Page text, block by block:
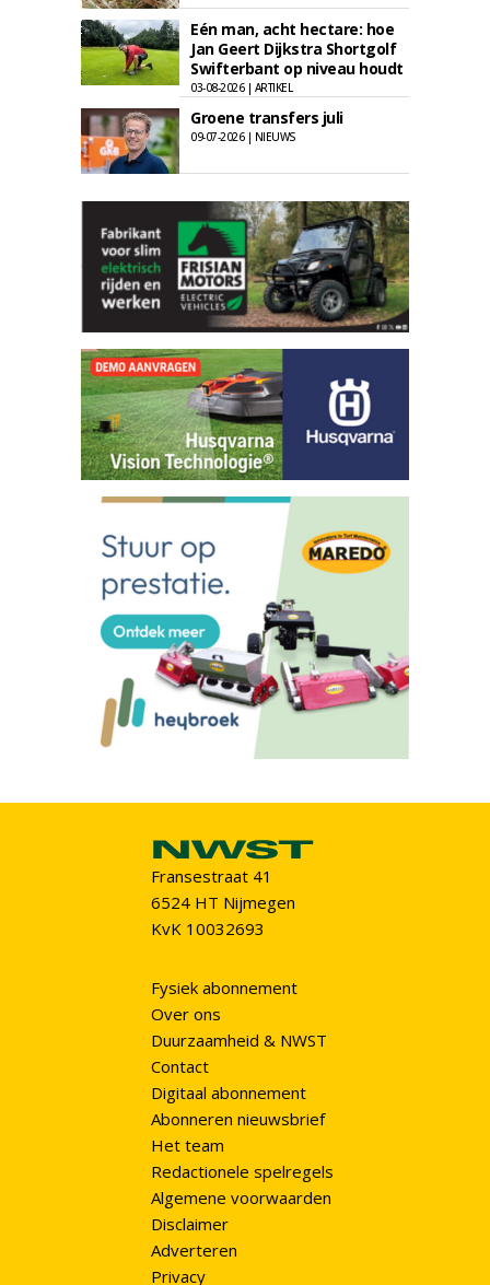
Eén man, acht hectare: hoe
Jan Geert Dijkstra Shortgolf
Swifterbant op niveau houdt
03-08-2026 | ARTIKEL
Groene transfers juli
09-07-2026 | NIEUWS
Fransestraat 41
6524 HT Nijmegen
KvK 10032693
Fysiek abonnement
Over ons
Duurzaamheid & NWST
Contact
Digitaal abonnement
Abonneren nieuwsbrief
Het team
Redactionele spelregels
Algemene voorwaarden
Disclaimer
Adverteren
Privacy